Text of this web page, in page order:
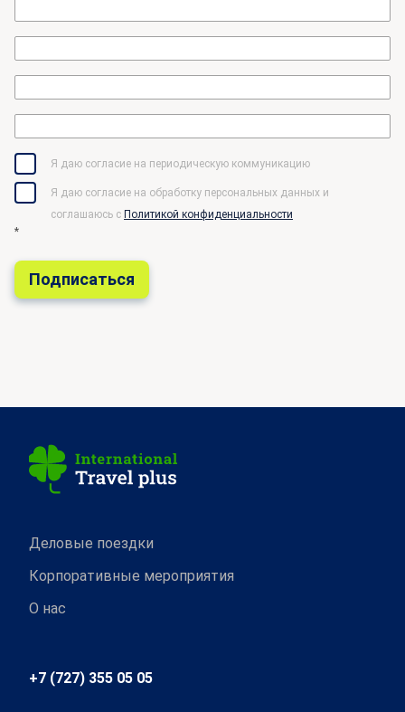
Я даю согласие на периодическую коммуникацию
Я даю согласие на обработку персональных данных и
соглашаюсь c Политикой конфиденциальности
*
Деловые поездки
Корпоративные мероприятия
О нас
+7 (727) 355 05 05